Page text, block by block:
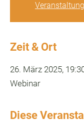
Zeit & Ort
26. März 2025,
Webinar
Diese